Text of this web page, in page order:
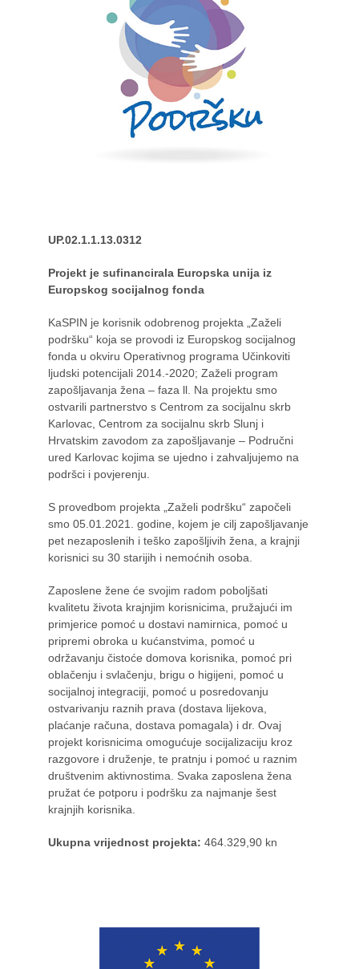
UP.02.1.1.13.0312
Projekt je sufinancirala Europska unija iz
Europskog socijalnog fonda
KaSPIN je korisnik odobrenog projekta „Zaželi
podršku“ koja se provodi iz Europskog socijalnog
fonda u okviru Operativnog programa Učinkoviti
ljudski potencijali 2014.-2020; Zaželi program
zapošljavanja žena – faza ll. Na projektu smo
ostvarili partnerstvo s Centrom za socijalnu skrb
Karlovac, Centrom za socijalnu skrb Slunj i
Hrvatskim zavodom za zapošljavanje – Područni
ured Karlovac kojima se ujedno i zahvaljujemo na
podršci i povjerenju.
S provedbom projekta „Zaželi podršku“ započeli
smo 05.01.2021. godine, kojem je cilj zapošljavanje
pet nezaposlenih i teško zapošljivih žena, a krajnji
korisnici su 30 starijih i nemoćnih osoba.
Zaposlene žene će svojim radom poboljšati
kvalitetu života krajnjim korisnicima, pružajući im
primjerice pomoć u dostavi namirnica, pomoć u
pripremi obroka u kućanstvima, pomoć u
održavanju čistoće domova korisnika, pomoć pri
oblačenju i svlačenju, brigu o higijeni, pomoć u
socijalnoj integraciji, pomoć u posredovanju
ostvarivanju raznih prava (dostava lijekova,
plaćanje računa, dostava pomagala) i dr. Ovaj
projekt korisnicima omogućuje socijalizaciju kroz
razgovore i druženje, te pratnju i pomoć u raznim
društvenim aktivnostima. Svaka zaposlena žena
pružat će potporu i podršku za najmanje šest
krajnjih korisnika.
Ukupna vrijednost projekta: 464.329,90 kn